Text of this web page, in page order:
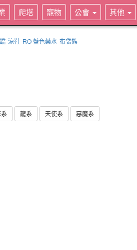
爬塔 寵物 公會 其他
涼鞋 RO 藍色藥水 布袋熊
龍系 天使系 惡魔系